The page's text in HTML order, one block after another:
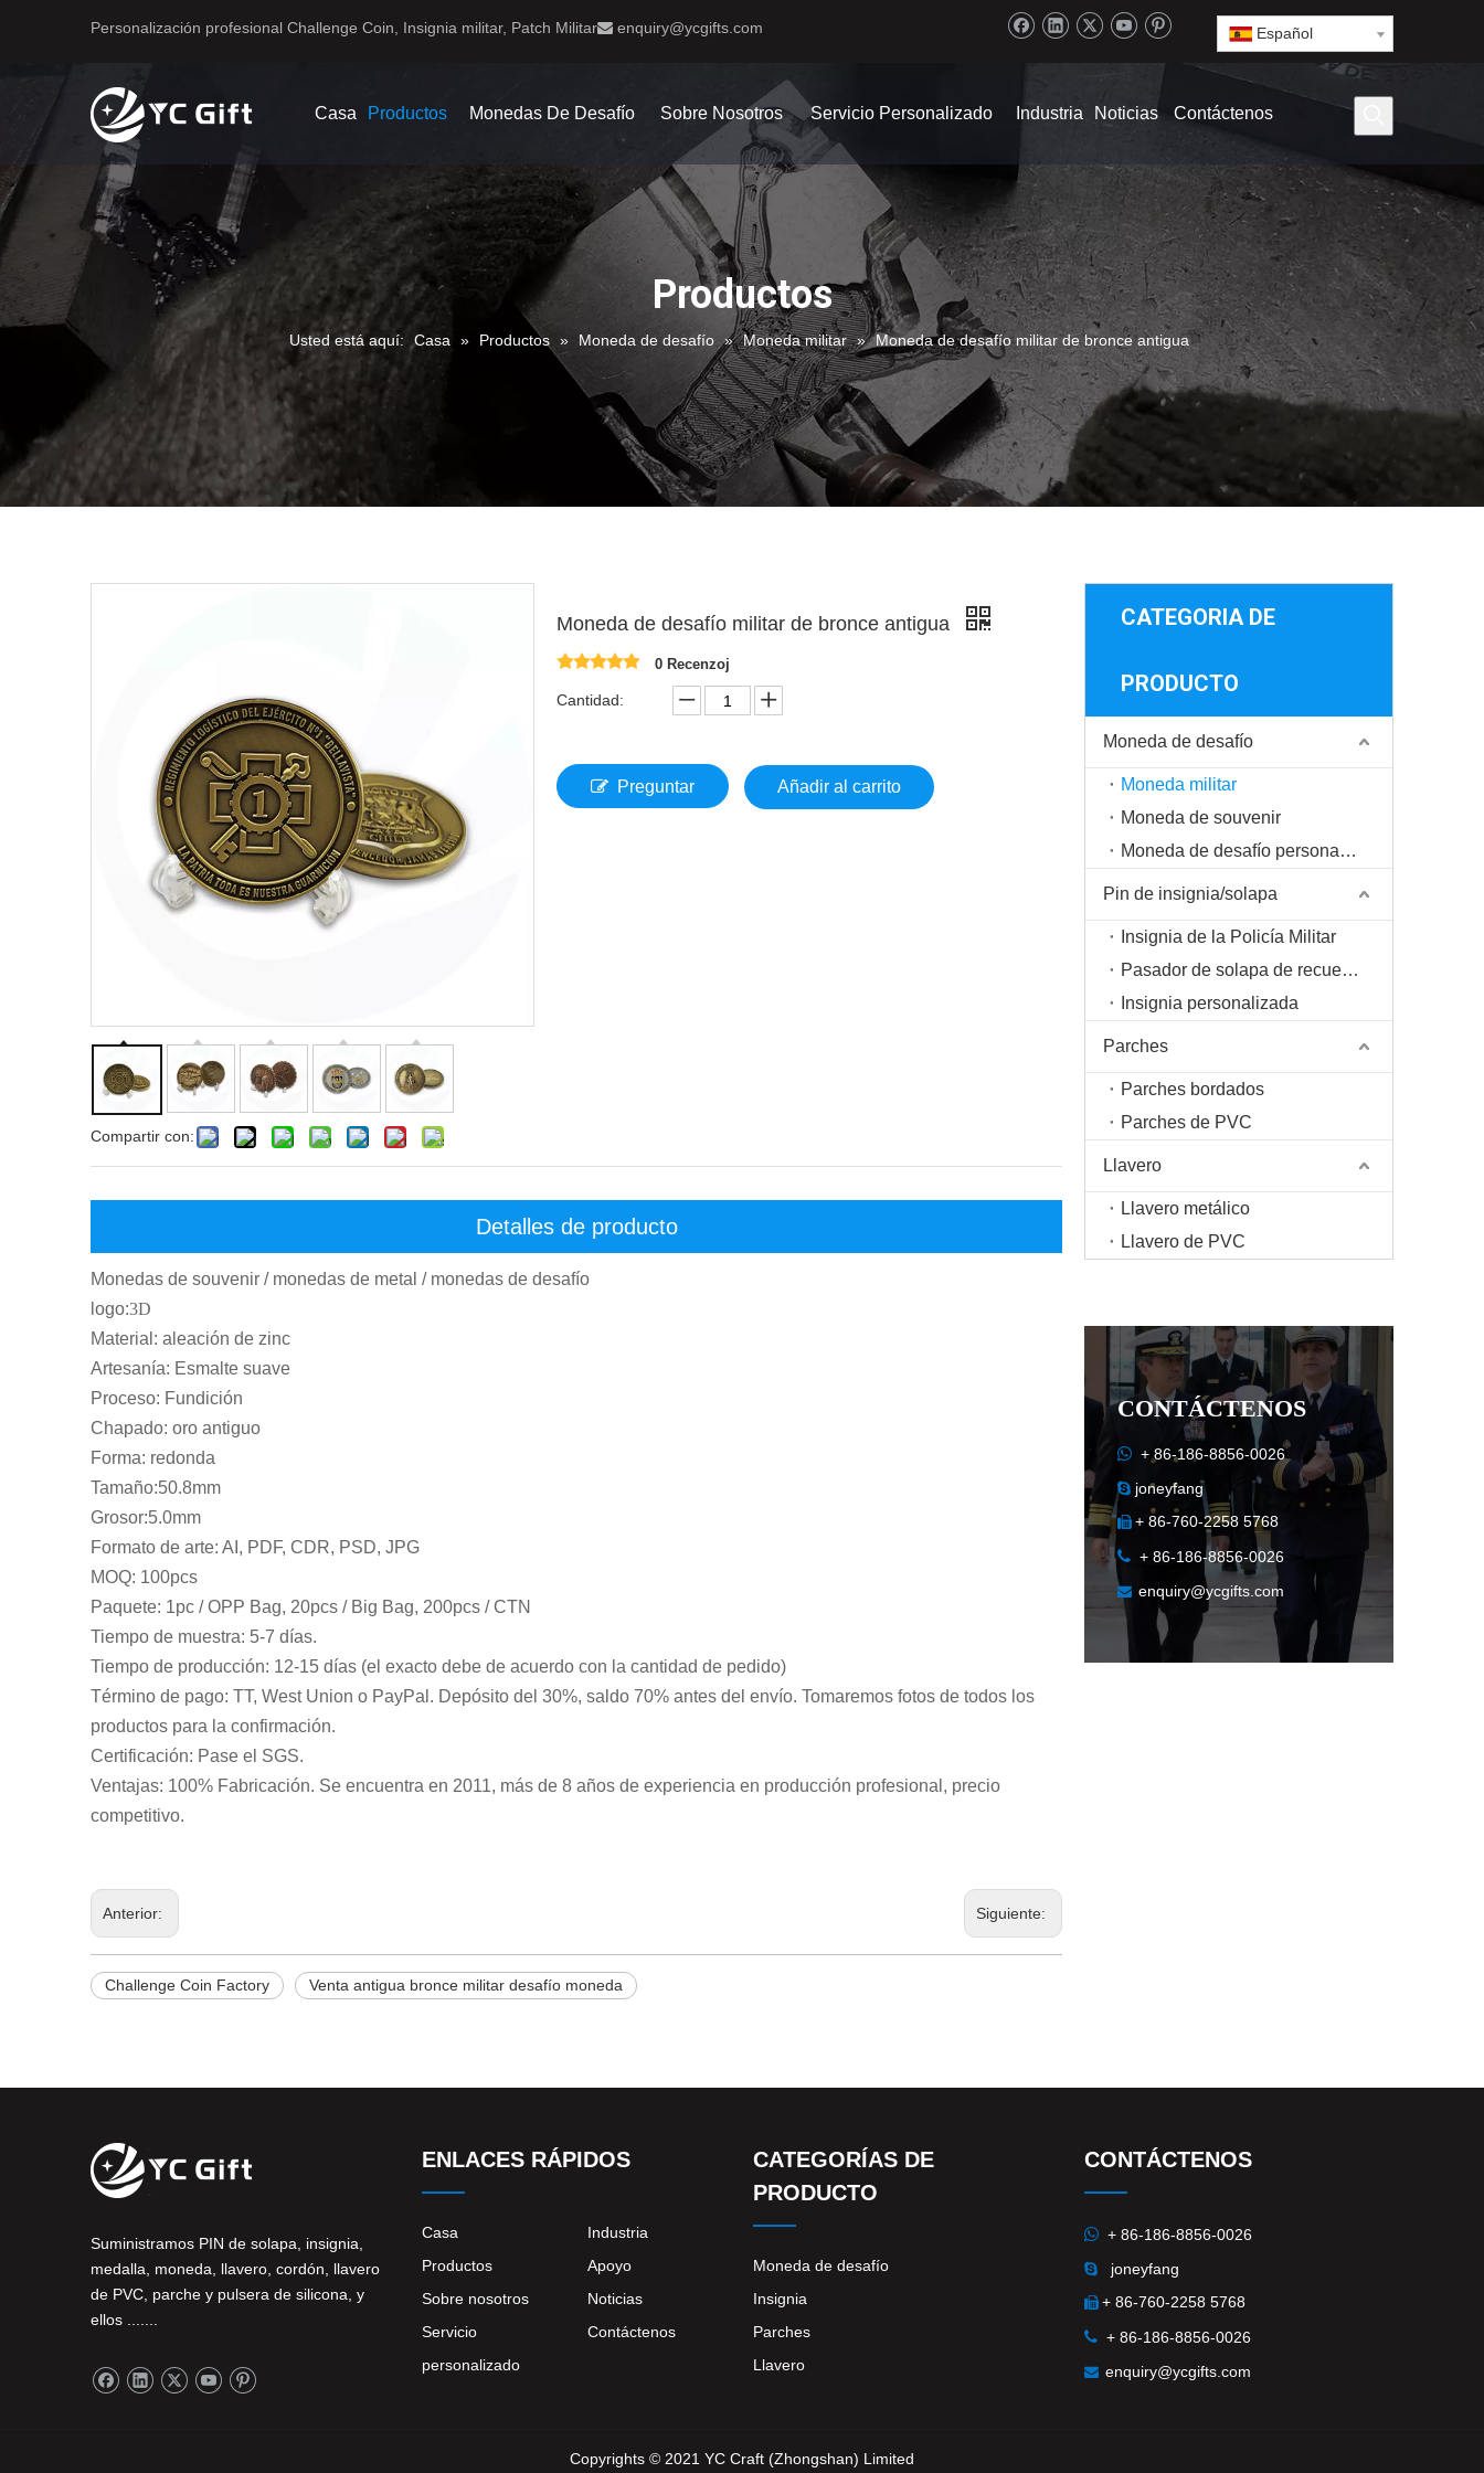
Personalización profesional Challenge Coin, Insignia militar, Patch Militar enquiry@ycgifts.com Español
Casa Productos Monedas De Desafío Sobre Nosotros Servicio Personalizado Industria Noticias Contáctenos
Productos
Usted está aquí: Casa » Productos » Moneda de desafío » Moneda militar » Moneda de desafío militar de bronce antigua
Compartir con:
Moneda de desafío militar de bronce antigua
0 Recenzoj
Cantidad:
Preguntar Añadir al carrito
Detalles de producto
Monedas de souvenir / monedas de metal / monedas de desafío
logo:3D
Material: aleación de zinc
Artesanía: Esmalte suave
Proceso: Fundición
Chapado: oro antiguo
Forma: redonda
Tamaño:50.8mm
Grosor:5.0mm
Formato de arte: AI, PDF, CDR, PSD, JPG
MOQ: 100pcs
Paquete: 1pc / OPP Bag, 20pcs / Big Bag, 200pcs / CTN
Tiempo de muestra: 5-7 días.
Tiempo de producción: 12-15 días (el exacto debe de acuerdo con la cantidad de pedido)
Término de pago: TT, West Union o PayPal. Depósito del 30%, saldo 70% antes del envío. Tomaremos fotos de todos los
productos para la confirmación.
Certificación: Pase el SGS.
Ventajas: 100% Fabricación. Se encuentra en 2011, más de 8 años de experiencia en producción profesional, precio
competitivo.
Anterior: Siguiente:
Challenge Coin Factory Venta antigua bronce militar desafío moneda
CATEGORIA DE
PRODUCTO
Moneda de desafío
Moneda militar
Moneda de souvenir
Moneda de desafío personalizada
Pin de insignia/solapa
Insignia de la Policía Militar
Pasador de solapa de recuerdo
Insignia personalizada
Parches
Parches bordados
Parches de PVC
Llavero
Llavero metálico
Llavero de PVC
CONTÁCTENOS
 + 86-186-8856-0026
 joneyfang
 + 86-760-2258 5768
 + 86-186-8856-0026
 enquiry@ycgifts.com
Suministramos PIN de solapa, insignia,
medalla, moneda, llavero, cordón, llavero
de PVC, parche y pulsera de silicona, y
ellos .......
ENLACES RÁPIDOS
Casa
Productos
Sobre nosotros
Servicio
personalizado
Industria
Apoyo
Noticias
Contáctenos
CATEGORÍAS DE
PRODUCTO
Moneda de desafío
Insignia
Parches
Llavero
CONTÁCTENOS
 + 86-186-8856-0026
 joneyfang
 + 86-760-2258 5768
 + 86-186-8856-0026
 enquiry@ycgifts.com
Copyrights © 2021 YC Craft (Zhongshan) Limited